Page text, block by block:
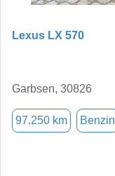
Lexus LX 570
Garbsen, 30826
97.250 km Benzin